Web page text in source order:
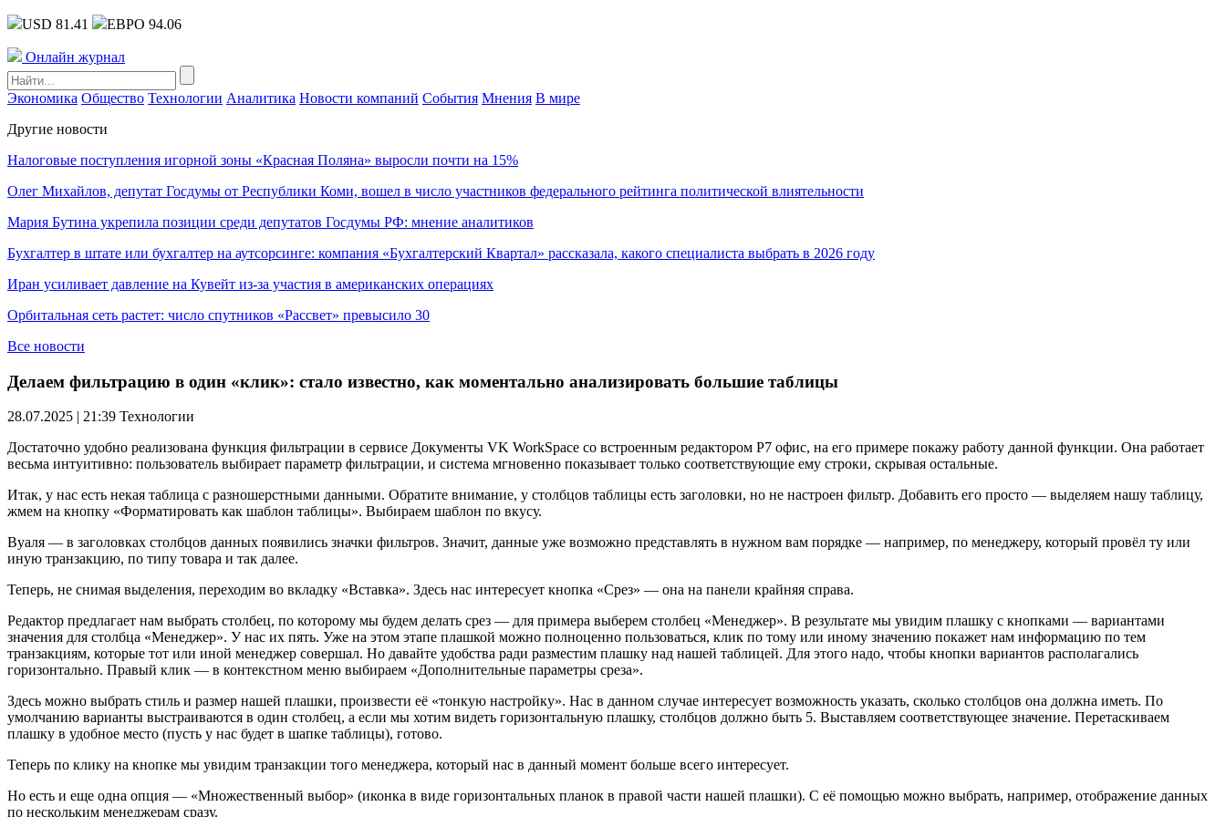
USD 81.41 ЕВРО 94.06
Онлайн журнал
Экономика Общество Технологии Аналитика Новости компаний События Мнения В мире
Другие новости
Налоговые поступления игорной зоны «Красная Поляна» выросли почти на 15%
Олег Михайлов, депутат Госдумы от Республики Коми, вошел в число участников федерального рейтинга политической влиятельности
Мария Бутина укрепила позиции среди депутатов Госдумы РФ: мнение аналитиков
Бухгалтер в штате или бухгалтер на аутсорсинге: компания «Бухгалтерский Квартал» рассказала, какого специалиста выбрать в 2026 году
Иран усиливает давление на Кувейт из-за участия в американских операциях
Орбитальная сеть растет: число спутников «Рассвет» превысило 30
Все новости
Делаем фильтрацию в один «клик»: стало известно, как моментально анализировать большие таблицы
28.07.2025 | 21:39 Технологии
Достаточно удобно реализована функция фильтрации в сервисе Документы VK WorkSpace со встроенным редактором Р7 офис, на его примере покажу работу данной функции. Она работает
весьма интуитивно: пользователь выбирает параметр фильтрации, и система мгновенно показывает только соответствующие ему строки, скрывая остальные.
Итак, у нас есть некая таблица с разношерстными данными. Обратите внимание, у столбцов таблицы есть заголовки, но не настроен фильтр. Добавить его просто — выделяем нашу таблицу,
жмем на кнопку «Форматировать как шаблон таблицы». Выбираем шаблон по вкусу.
Вуаля — в заголовках столбцов данных появились значки фильтров. Значит, данные уже возможно представлять в нужном вам порядке — например, по менеджеру, который провёл ту или
иную транзакцию, по типу товара и так далее.
Теперь, не снимая выделения, переходим во вкладку «Вставка». Здесь нас интересует кнопка «Срез» — она на панели крайняя справа.
Редактор предлагает нам выбрать столбец, по которому мы будем делать срез — для примера выберем столбец «Менеджер». В результате мы увидим плашку с кнопками — вариантами
значения для столбца «Менеджер». У нас их пять. Уже на этом этапе плашкой можно полноценно пользоваться, клик по тому или иному значению покажет нам информацию по тем
транзакциям, которые тот или иной менеджер совершал. Но давайте удобства ради разместим плашку над нашей таблицей. Для этого надо, чтобы кнопки вариантов располагались
горизонтально. Правый клик — в контекстном меню выбираем «Дополнительные параметры среза».
Здесь можно выбрать стиль и размер нашей плашки, произвести её «тонкую настройку». Нас в данном случае интересует возможность указать, сколько столбцов она должна иметь. По
умолчанию варианты выстраиваются в один столбец, а если мы хотим видеть горизонтальную плашку, столбцов должно быть 5. Выставляем соответствующее значение. Перетаскиваем
плашку в удобное место (пусть у нас будет в шапке таблицы), готово.
Теперь по клику на кнопке мы увидим транзакции того менеджера, который нас в данный момент больше всего интересует.
Но есть и еще одна опция — «Множественный выбор» (иконка в виде горизонтальных планок в правой части нашей плашки). С её помощью можно выбрать, например, отображение данных
по нескольким менеджерам сразу.